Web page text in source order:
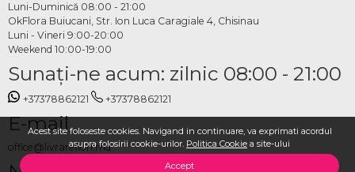
Acest site foloseste cookies. Navigand in continuare, va exprimati acordul
asupra folosirii cookie-urilor. Politica Cookie a site-ului
Accept
Luni-Duminică 08:00 - 21:00
OkFlora Buiucani, Str. Ion Luca Caragiale 4, Chisinau
Luni - Vineri 9:00-20:00
Weekend 10:00-19:00
Sunaţi-ne acum: zilnic 08:00 - 21:00
+37378862121 +37378862121
E-mail
office@livrareflori.md